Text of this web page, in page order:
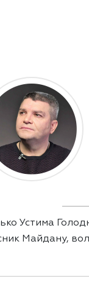
Устима
Майдану,
у собі